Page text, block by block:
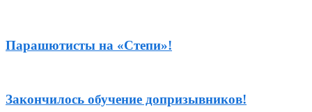
Парашютисты на «Степи»!
Закончилось обучение допризывников!